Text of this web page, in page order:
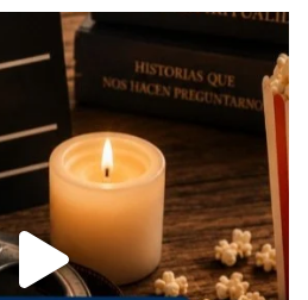
comp
Vatican
es/iglesia/news/2026-
depresion-papa-viaje-